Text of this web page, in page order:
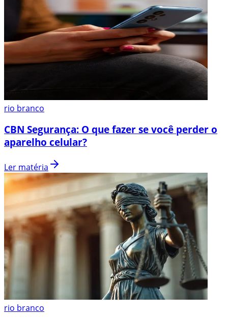
rio branco
CBN Segurança: O que fazer se você perder o
aparelho celular?
Ler matéria
rio branco